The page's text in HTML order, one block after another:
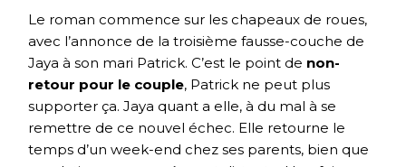
Le roman commence sur les chapeaux de roues,
avec l’annonce de la troisième fausse-couche de
Jaya à son mari Patrick. C’est le point de non-
retour pour le couple, Patrick ne peut plus
supporter ça. Jaya quant a elle, à du mal à se
remettre de ce nouvel échec. Elle retourne le
temps d’un week-end chez ses parents, bien que